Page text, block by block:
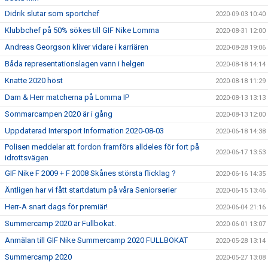
Didrik slutar som sportchef
2020-09-03 10:40
Klubbchef på 50% sökes till GIF Nike Lomma 2020-08-31 12:00
Andreas Georgson kliver vidare i karriären 2020-08-28 19:06
Båda representationslagen vann i helgen 2020-08-18 14:14
Knatte 2020 höst 2020-08-18 11:29
Dam & Herr matcherna på Lomma IP 2020-08-13 13:13
Sommarcampen 2020 är i gång 2020-08-13 12:00
Uppdaterad Intersport Information 2020-08-03 2020-06-18 14:38
Polisen meddelar att fordon framförs alldeles för fort på
idrottsvägen
2020-06-17 13:53
GIF Nike F 2009 + F 2008 Skånes största flicklag ? 2020-06-16 14:35
Äntligen har vi fått startdatum på våra Seniorserier 2020-06-15 13:46
Herr-A snart dags för premiär! 2020-06-04 21:16
Summercamp 2020 är Fullbokat. 2020-06-01 13:07
Anmälan till GIF Nike Summercamp 2020 FULLBOKAT 2020-05-28 13:14
Summercamp 2020 2020-05-27 13:08